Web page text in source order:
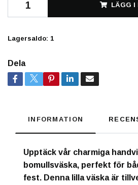
LÄGG I
Lagersaldo: 1
Dela
INFORMATION
Upptäck vår charmiga
bomullsväska, perfekt för
fest. Denna lilla väska är